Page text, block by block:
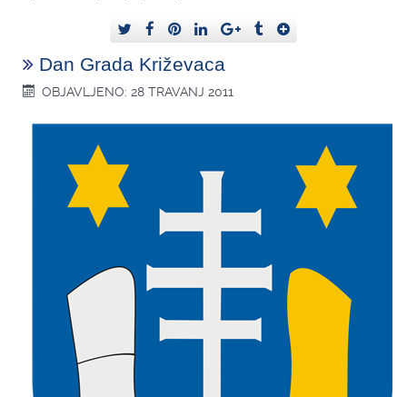
Dan Grada Križevaca
OBJAVLJENO: 28 TRAVANJ 2011